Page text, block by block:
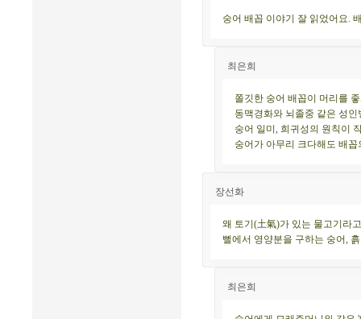
숭어 배꼽 이야기 잘 읽었어요.
최은희
쫄깃한 숭어 배꼽이 머리를
동맥경화와 뇌졸중 같은 성
숭어 일미, 희귀성의 원칙이
숭어가 아무리 크다해도 배
장선화
왜 토기(土氣)가 있는 물고기라
뻘에서 영양분을 구하는 숭어,
최은희